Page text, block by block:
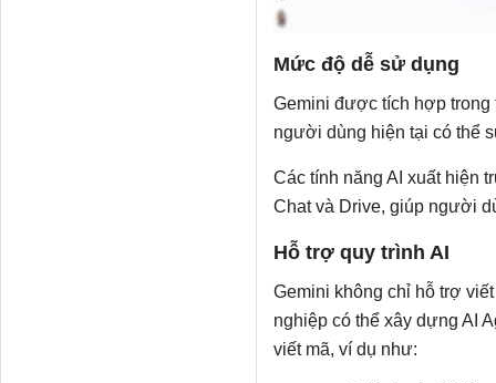
Mức độ dễ sử dụng
Gemini được tích hợp trong
người dùng hiện tại có thể
Các tính năng AI xuất hiện
Chat và Drive, giúp người
Hỗ trợ quy trình AI
Gemini không chỉ hỗ trợ
nghiệp có thể xây dựng AI
viết mã, ví dụ như: